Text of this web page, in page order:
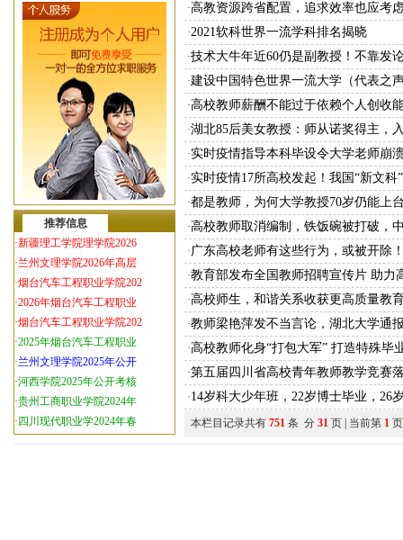
推荐信息
·新疆理工学院理学院2026
·兰州文理学院2026年高层
·烟台汽车工程职业学院202
·2026年烟台汽车工程职业
·烟台汽车工程职业学院202
·2025年烟台汽车工程职业
·兰州文理学院2025年公开
·河西学院2025年公开考核
·贵州工商职业学院2024年
· 四川现代职业学2024年春
·高教资源跨省配置，追求效率也应考
·2021软科世界一流学科排名揭晓
·技术大牛年近60仍是副教授！不靠发
·建设中国特色世界一流大学（代表之
·高校教师薪酬不能过于依赖个人创收
·湖北85后美女教授：师从诺奖得主，
·实时疫情指导本科毕设令大学老师崩
·实时疫情17所高校发起！我国“新文
·都是教师，为何大学教授70岁仍能上
·高校教师取消编制，铁饭碗被打破，
·广东高校老师有这些行为，或被开除
·教育部发布全国教师招聘宣传片 助力
·高校师生，和谐关系收获更高质量教
·教师梁艳萍发不当言论，湖北大学通
·高校教师化身“打包大军” 打造特殊毕
·第五届四川省高校青年教师教学竞赛
·14岁科大少年班，22岁博士毕业，26
本栏目记录共有 751 条 分 31 页 | 当前第 1 页